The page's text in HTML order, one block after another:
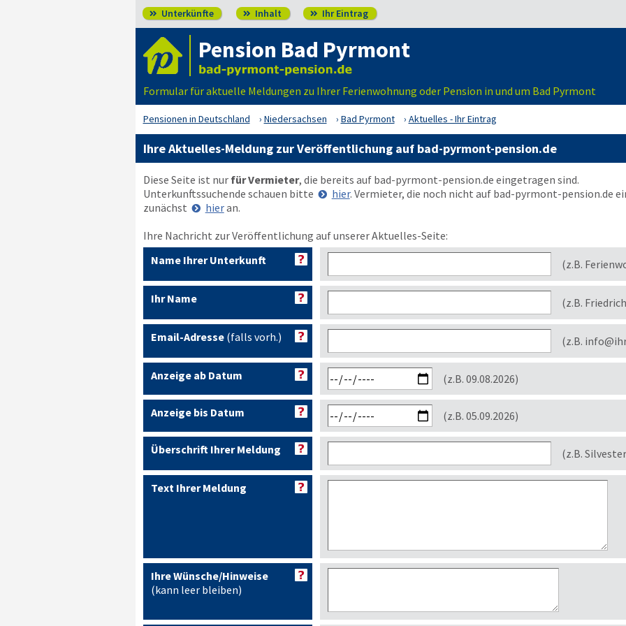
 Unterkünfte  Inhalt  Ihr Eintrag
Pension Bad Pyrmont
Formular für aktuelle Meldungen zu Ihrer Ferienwohnung oder Pension in und um Bad Pyrmont
Pensionen in Deutschland Niedersachsen Bad Pyrmont Aktuelles - Ihr Eintrag
Ihre Aktuelles-Meldung zur Veröffentlichung auf bad-pyrmont-pension.de
Diese Seite ist nur für Vermieter, die bereits auf bad-pyrmont-pension.de eingetragen sind.
Unterkunftssuchende schauen bitte
hier. Vermieter, die noch nicht auf bad-pyrmont-pension.de
zunächst
hieran.
Ihre Nachricht zur Veröffentlichung auf unserer Aktuelles-Seite:
Name Ihrer Unterkunft
(z.B.
Ihr Name (z.B.
Email-Adresse(falls vorh.) (z.B.
Anzeige ab Datum (z.B. 09.08.2026)
Anzeige bis Datum (z.B. 05.09.2026)
Überschrift Ihrer Meldung (z.B.
Text Ihrer Meldung
Ihre Wünsche/Hinweise
(kann leer bleiben)